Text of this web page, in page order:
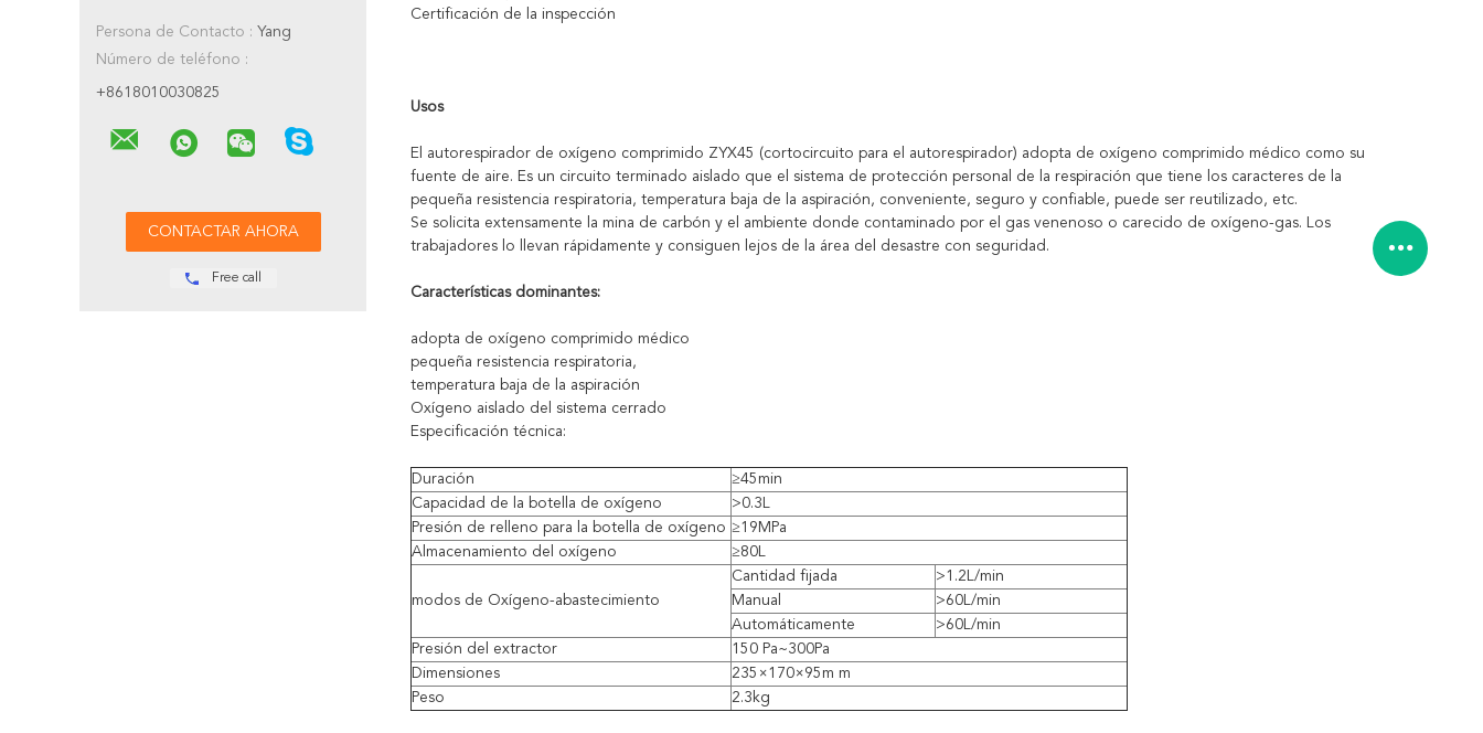
Persona de Contacto : Yang
Número de teléfono :
+8618010030825
Free call
Certificación de la inspección
Usos
El autorespirador de oxígeno comprimido ZYX45 (cortocircuito para el autorespirador) adopta de oxígeno comprimido médico como su
fuente de aire. Es un circuito terminado aislado que el sistema de protección personal de la respiración que tiene los caracteres de la
pequeña resistencia respiratoria, temperatura baja de la aspiración, conveniente, seguro y confiable, puede ser reutilizado, etc.
Se solicita extensamente la mina de carbón y el ambiente donde contaminado por el gas venenoso o carecido de oxígeno-gas. Los
trabajadores lo llevan rápidamente y consiguen lejos de la área del desastre con seguridad.
Características dominantes:
adopta de oxígeno comprimido médico
pequeña resistencia respiratoria,
temperatura baja de la aspiración
Oxígeno aislado del sistema cerrado
Especificación técnica:
Duración
≥45min
Capacidad de la botella de oxígeno
>0.3L
Presión de relleno para la botella de oxígeno ≥19MPa
Almacenamiento del oxígeno
≥80L
modos de Oxígeno-abastecimiento
Cantidad fijada
>1.2L/min
Manual
>60L/min
Automáticamente
>60L/min
Presión del extractor
150 Pa~300Pa
Dimensiones
235×170×95m m
Peso
2.3kg